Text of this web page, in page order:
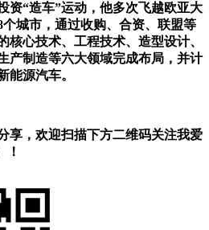
资“造车”运动，他多次飞越欧亚大
城市，通过收购、合资、联盟等
核心技术、工程技术、造型设计、
产制造等六大领域完成布局，并计
能源汽车。
享，欢迎扫描下方二维码关注我爱
！